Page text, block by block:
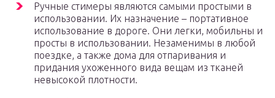
Ручные стимеры являются самыми простыми в
использовании. Их назначение – портативное
использование в дороге. Они легки, мобильны и
просты в использовании. Незаменимы в любой
поездке, а также дома для отпаривания и
придания ухоженного вида вещам из тканей
невысокой плотности.